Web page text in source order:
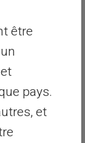
être
pays.
et